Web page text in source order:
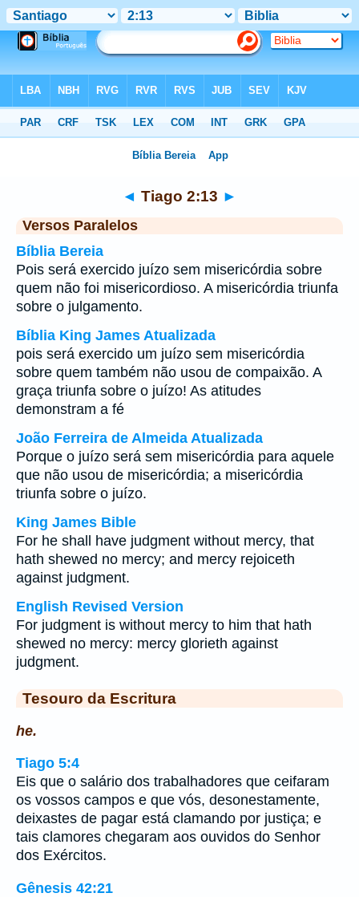
◄ Tiago 2:13 ►
Versos Paralelos
Bíblia Bereia
Pois será exercido juízo sem misericórdia sobre
quem não foi misericordioso. A misericórdia triunfa
sobre o julgamento.
Bíblia King James Atualizada
pois será exercido um juízo sem misericórdia
sobre quem também não usou de compaixão. A
graça triunfa sobre o juízo! As atitudes
demonstram a fé
João Ferreira de Almeida Atualizada
Porque o juízo será sem misericórdia para aquele
que não usou de misericórdia; a misericórdia
triunfa sobre o juízo.
King James Bible
For he shall have judgment without mercy, that
hath shewed no mercy; and mercy rejoiceth
against judgment.
English Revised Version
For judgment is without mercy to him that hath
shewed no mercy: mercy glorieth against
judgment.
Tesouro da Escritura
he.
Tiago 5:4
Eis que o salário dos trabalhadores que ceifaram
os vossos campos e que vós, desonestamente,
deixastes de pagar está clamando por justiça; e
tais clamores chegaram aos ouvidos do Senhor
dos Exércitos.
Gênesis 42:21